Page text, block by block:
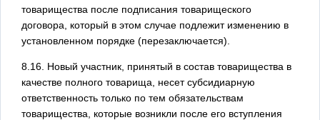
товарищества после подписания товарищеского
договора, который в этом случае подлежит изменению в
установленном порядке (перезаключается).
8.16. Новый участник, принятый в состав товарищества в
качестве полного товарища, несет субсидиарную
ответственность только по тем обязательствам
товарищества, которые возникли после его вступления